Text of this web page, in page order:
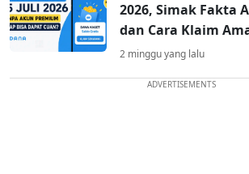
2026, Simak Fakta
dan Cara Klaim
2 minggu yang lalu
ADVERTISEMENTS